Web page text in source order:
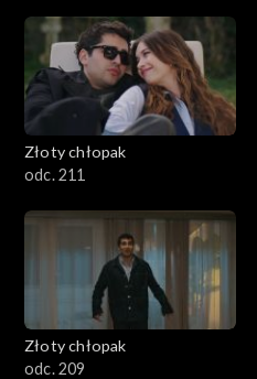
Złoty chłopak
odc. 211
Złoty chłopak
odc. 209